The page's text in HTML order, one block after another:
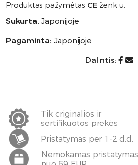
Produktas pažymėtas CE ženklu.
Sukurta: Japonijoje
Pagaminta: Japonijoje
Dalintis:
Tik originalios ir
sertifikuotos prekės
Pristatymas per 1-2 d.d.
Nemokamas pristatymas